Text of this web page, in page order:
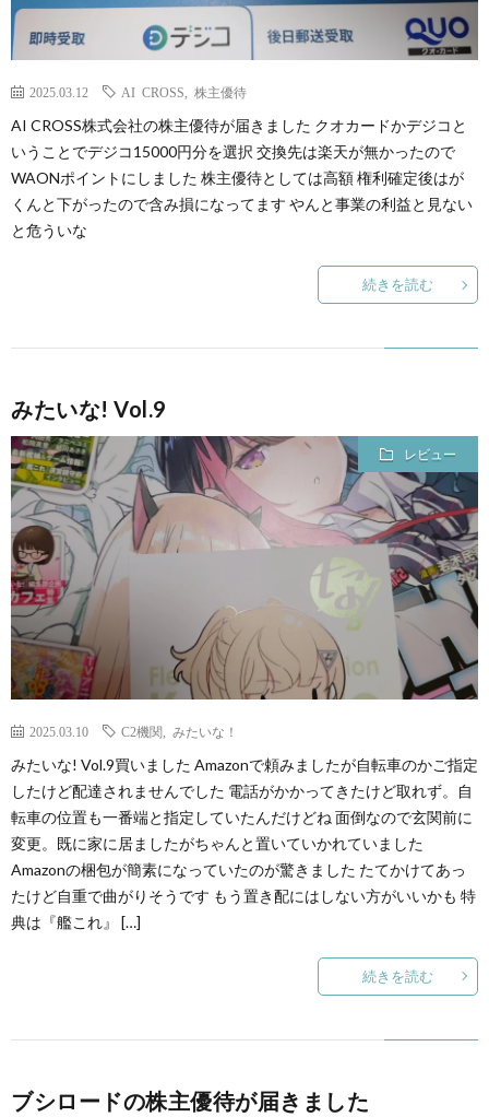
2025.03.12 AI CROSS 株主優待
AI CROSS株式会社の株主優待が届きました クオカードかデジコと
いうことでデジコ15000円分を選択 交換先は楽天が無かったので
WAONポイントにしました 株主優待としては高額 権利確定後はが
くんと下がったので含み損になってます やんと事業の利益と見ない
と危ういな
続きを読む
みたいな! Vol.9
レビュー
2025.03.10 C2機関 みたいな！
みたいな! Vol.9買いました Amazonで頼みましたが自転車のかご指定
したけど配達されませんでした 電話がかかってきたけど取れず。自
転車の位置も一番端と指定していたんだけどね 面倒なので玄関前に
変更。既に家に居ましたがちゃんと置いていかれていました
Amazonの梱包が簡素になっていたのが驚きました たてかけてあっ
たけど自重で曲がりそうです もう置き配にはしない方がいいかも 特
典は『艦これ』 […]
続きを読む
ブシロードの株主優待が届きました